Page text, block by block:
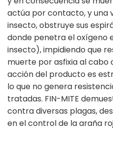
actúa por contacto, y una
insecto, obstruye sus
donde penetra el oxígeno
insecto), impidiendo que
muerte por asfixia al cabo
acción del producto es
lo que no genera
tratadas. FIN-MITE
contra diversas plagas,
en el control de la araña